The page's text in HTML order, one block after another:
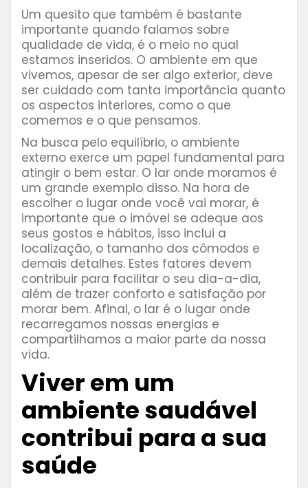
Um quesito que também é bastante
importante quando falamos sobre
qualidade de vida, é o meio no qual
estamos inseridos. O ambiente em que
vivemos, apesar de ser algo exterior, deve
ser cuidado com tanta importância quanto
os aspectos interiores, como o que
comemos e o que pensamos.
Na busca pelo equilíbrio, o ambiente
externo exerce um papel fundamental para
atingir o bem estar. O lar onde moramos é
um grande exemplo disso. Na hora de
escolher o lugar onde você vai morar, é
importante que o imóvel se adeque aos
seus gostos e hábitos, isso inclui a
localização, o tamanho dos cômodos e
demais detalhes. Estes fatores devem
contribuir para facilitar o seu dia-a-dia,
além de trazer conforto e satisfação por
morar bem. Afinal, o lar é o lugar onde
recarregamos nossas energias e
compartilhamos a maior parte da nossa
vida.
Viver em um
ambiente saudável
contribui para a sua
saúde